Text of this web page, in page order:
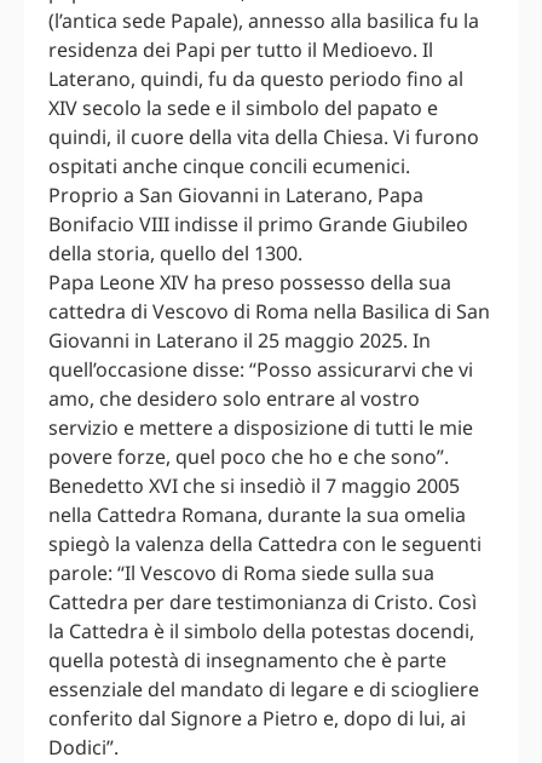
(l’antica sede Papale), annesso alla basilica fu la
residenza dei Papi per tutto il Medioevo. Il
Laterano, quindi, fu da questo periodo fino al
XIV secolo la sede e il simbolo del papato e
quindi, il cuore della vita della Chiesa. Vi furono
ospitati anche cinque concili ecumenici.
Proprio a San Giovanni in Laterano, Papa
Bonifacio VIII indisse il primo Grande Giubileo
della storia, quello del 1300.
Papa Leone XIV ha preso possesso della sua
cattedra di Vescovo di Roma nella Basilica di San
Giovanni in Laterano il 25 maggio 2025. In
quell’occasione disse: “Posso assicurarvi che vi
amo, che desidero solo entrare al vostro
servizio e mettere a disposizione di tutti le mie
povere forze, quel poco che ho e che sono”.
Benedetto XVI che si insediò il 7 maggio 2005
nella Cattedra Romana, durante la sua omelia
spiegò la valenza della Cattedra con le seguenti
parole: “Il Vescovo di Roma siede sulla sua
Cattedra per dare testimonianza di Cristo. Così
la Cattedra è il simbolo della potestas docendi,
quella potestà di insegnamento che è parte
essenziale del mandato di legare e di sciogliere
conferito dal Signore a Pietro e, dopo di lui, ai
Dodici”.